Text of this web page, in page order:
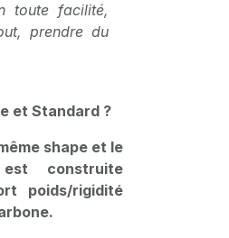
toute facilité,
prendre du
et Standard ?
shape et le
construite
poids/rigidité